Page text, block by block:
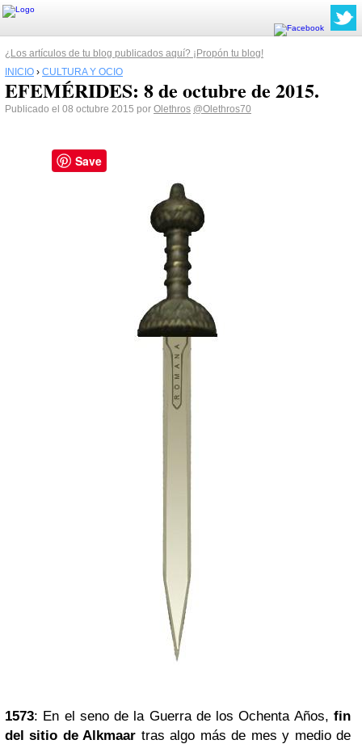
¿Los artículos de tu blog publicados aquí? ¡Propón tu blog!
INICIO › CULTURA Y OCIO
EFEMÉRIDES: 8 de octubre de 2015.
Publicado el 08 octubre 2015 por Olethros @Olethros70
1573: En el seno de la Guerra de los Ochenta Años, fin
del sitio de Alkmaar tras algo más de mes y medio de
Save